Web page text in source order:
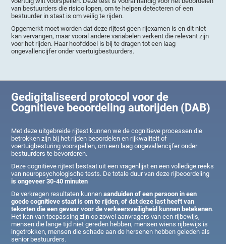
van bestuurders die risico lopen, om te helpen detecteren of een
bestuurder in staat is om veilig te rijden.
Opgemerkt moet worden dat deze rijtest geen rijexamen is en dit niet
kan vervangen, maar vooral andere variabelen verkent die relevant zijn
voor het rijden. Haar hoofddoel is bij te dragen tot een laag
ongevallencijfer onder voertuigbestuurders.
Gedigitaliseerd protocol voor de
Cognitieve beoordeling autorijden (DAB)
Met deze uitgebreide rijtest kunnen we de cognitieve processen die
betrokken zijn bij het rijden beoordelen en rijkwaliteit of
voertuigbesturing voorspellen, om een laag ongevallencijfer onder
bestuurders te bevorderen.
Deze cognitieve rijtest bestaat uit een vragenlijst en een volledige reeks
van neuropsychologische tests. De totale duur van deze rijbeoordeling
is ongeveer 30-40 minuten
De verkregen resultaten kunnenaanduiden of een persoon in een
goede cognitieve staat is om te rijden, of dat deze last heeft van
tekorten die een gevaar voor de verkeersveiligheid kunnen betekenen.
Het kan van toepassing zijn op zowel aanvragers van een rijbewijs,
mensen die lange tijd niet gereden hebben, mensen wiens rijbewijs is
ingetrokken, mensen die schade aan de hersenen hebben geleden als
senior bestuurders.